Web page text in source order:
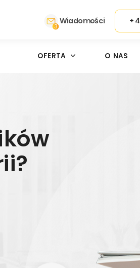
3
Wiadomości
OFERTA O NAS